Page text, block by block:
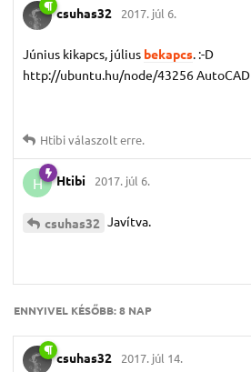
csuhas32 2017. júl 6.
Június kikapcs, július bekapcs. :-D
http://ubuntu.hu/node/43256 AutoCAD
Htibiválaszolt erre.
H Htibi 2017. júl 6.
csuhas32 Javítva.
ENNYIVEL KÉSŐBB:8 NAP
csuhas32 2017. júl 14.